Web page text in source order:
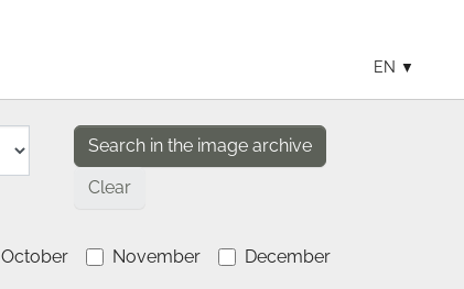
EN
Clear
October November December